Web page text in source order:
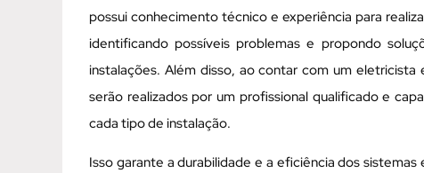
possui conhecimento técnico e experiência para
identificando possíveis problemas e propondo
instalações. Além disso, ao contar com um
serão realizados por um profissional qualificado e
cada tipo de instalação.
Isso garante a durabilidade e a eficiência dos